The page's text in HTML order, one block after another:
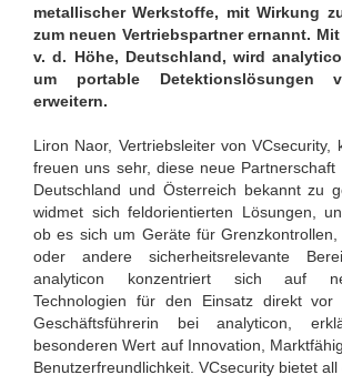
metallischer Werkstoffe, mit Wirkung
zum neuen Vertriebspartner ernannt.
v. d. Höhe, Deutschland, wird
um portable Detektionslösungen
erweitern.
Liron Naor, Vertriebsleiter von VCsecurity,
freuen uns sehr, diese neue
Deutschland und Österreich bekannt zu
widmet sich feldorientierten Lösungen,
ob es sich um Geräte für
oder andere sicherheitsrelevante
analyticon konzentriert sich auf
Technologien für den Einsatz direkt vor
Geschäftsführerin bei analyticon,
besonderen Wert auf Innovation,
Benutzerfreundlichkeit. VCsecurity bietet all